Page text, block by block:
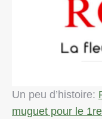
Un peu d’histoire:
muguet pour le